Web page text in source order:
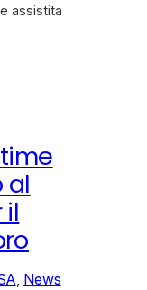
assistita
al
il
, News